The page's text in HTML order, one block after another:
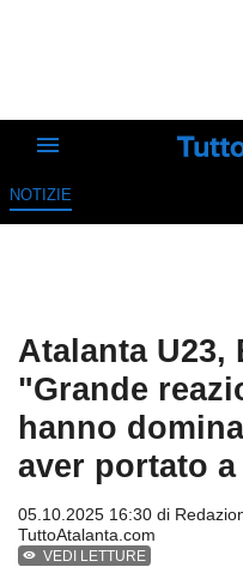
NOTIZIE
Atalanta U23,
"Grande
hanno
aver portato
05.10.2025 16:30 di
TuttoAtalanta.com
VEDI LETTURE